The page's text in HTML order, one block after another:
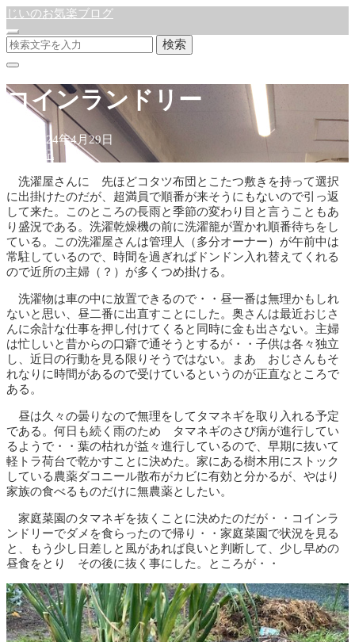
じいのお気楽ブログ
検索
コインランドリー
公開:2024年4月29日
徒然日記
洗濯屋さんに 先ほどコタツ布団とこたつ敷きを持って選択
に出掛けたのだが、超満員で順番が来そうにもないので引っ返
して来た。このところの長雨と季節の変わり目と言うこともあ
り盛況である。洗濯乾燥機の前に洗濯籠が置かれ順番待ちをし
ている。この洗濯屋さんは管理人（多分オーナー）が午前中は
常駐しているので、時間を過ぎればドンドン入れ替えてくれる
ので近所の主婦（？）が多くつめ掛ける。
洗濯物は車の中に放置できるので・・昼一番は無理かもしれ
ないと思い、昼二番に出直すことにした。奥さんは最近おじさ
んに余計な仕事を押し付けてくると同時に金も出さない。主婦
は忙しいと昔からの口癖で通そうとするが・・子供は各々独立
し、近日の行動を見る限りそうではない。まあ おじさんもそ
れなりに時間があるので受けているというのが正直なところで
ある。
昼は久々の曇りなので無理をしてタマネギを取り入れる予定
である。何日も続く雨のため タマネギのさび病が進行してい
るようで・・葉の枯れが益々進行しているので、早期に抜いて
軽トラ荷台で乾かすことに決めた。家にある樹木用にストック
している農薬ダコニール散布がカビに有効と分かるが、やはり
家族の食べるものだけに無農薬としたい。
家庭菜園のタマネギを抜くことに決めたのだが・・コインラ
ンドリーでダメを食らったので帰り・・家庭菜園で状況を見る
と、もう少し日差しと風があれば良いと判断して、少し早めの
昼食をとり その後に抜く事にした。ところが・・